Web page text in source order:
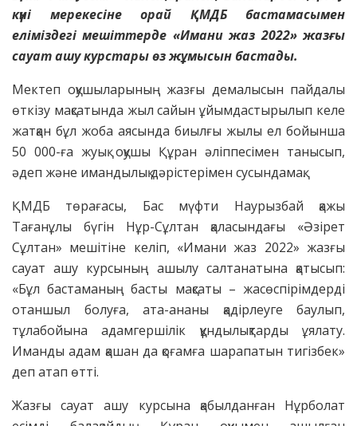
күні мерекесіне орай ҚМДБ бастамасымен
еліміздегі мешіттерде «Имани жаз 2022» жазғы
сауат ашу курстары өз жұмысын бастады.
Мектеп оқушыларының жазғы демалысын пайдалы
өткізу мақсатында жыл сайын ұйымдастырылып келе
жатқан бұл жоба аясында биылғы жылы ел бойынша
50 000-ға жуық оқушы Құран әліппесімен танысып,
әдеп және имандылық дәрістерімен сусындамақ.
ҚМДБ төрағасы, Бас мүфти Наурызбай қажы
Тағанұлы бүгін Нұр-Сұлтан қаласындағы «Әзірет
Сұлтан» мешітіне келіп, «Имани жаз 2022» жазғы
сауат ашу курсының ашылу салтанатына қатысып:
«Бұл бастаманың басты мақсаты – жасөспірімдерді
отаншыл болуға, ата-ананы қадірлеуге баулып,
тұлабойына адамгершілік құндылықтарды ұялату.
Иманды адам қашан да қоғамға шарапатын тигізбек»
деп атап өтті.
Жазғы сауат ашу курсына қабылданған Нұрболат